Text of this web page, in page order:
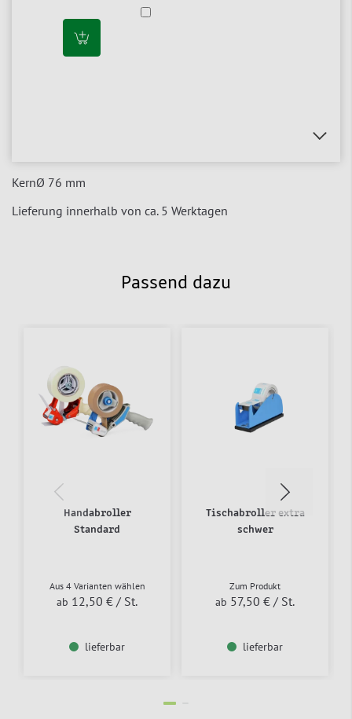
KernØ 76 mm
Lieferung innerhalb von ca. 5 Werktagen
Passend dazu
Handabroller
Standard
Aus 4 Varianten wählen
ab 12,50 € / St.
lieferbar
Tischabroller extra
schwer
Zum Produkt
ab 57,50 € / St.
lieferbar